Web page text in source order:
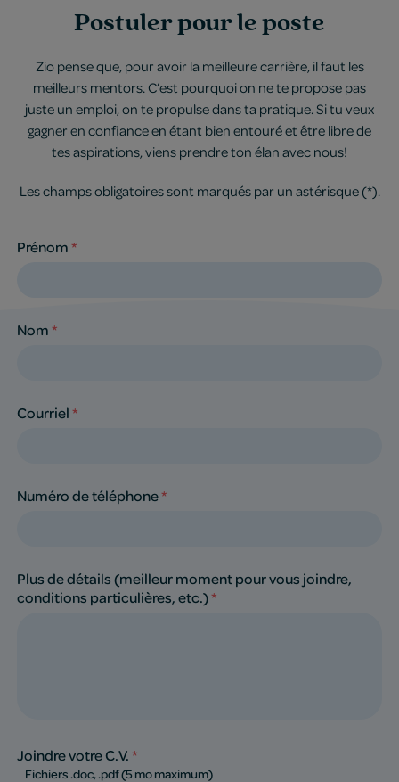
Postuler pour le poste
Zio pense que, pour avoir la meilleure carrière, il faut les
meilleurs mentors. C’est pourquoi on ne te propose pas
juste un emploi, on te propulse dans ta pratique. Si tu veux
gagner en confiance en étant bien entouré et être libre de
tes aspirations, viens prendre ton élan avec nous!
Les champs obligatoires sont marqués par un astérisque (*).
Prénom*
Nom*
Courriel*
Numéro de téléphone*
Plus de détails (meilleur moment pour vous joindre,
conditions particulières, etc.)*
Joindre votre C.V.*
Fichiers .doc, .pdf (5 mo maximum)